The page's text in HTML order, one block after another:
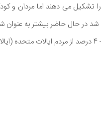
را تشکیل می دهند اما
در حال حاضر بیشتر به عنوان